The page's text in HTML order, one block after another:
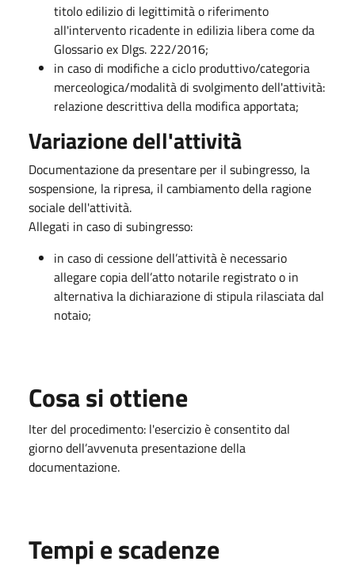
titolo edilizio di legittimità o riferimento
all'intervento ricadente in edilizia libera come da
Glossario ex Dlgs. 222/2016;
in caso di modifiche a ciclo produttivo/categoria
merceologica/modalità di svolgimento dell'attività:
relazione descrittiva della modifica apportata;
Variazione dell'attività
Documentazione da presentare per il subingresso, la
sospensione, la ripresa, il cambiamento della ragione
sociale dell'attività.
Allegati in caso di subingresso:
in caso di cessione dell’attività è necessario
allegare copia dell’atto notarile registrato o in
alternativa la dichiarazione di stipula rilasciata dal
notaio;
Cosa si ottiene
Iter del procedimento: l'esercizio è consentito dal
giorno dell’avvenuta presentazione della
documentazione.
Tempi e scadenze